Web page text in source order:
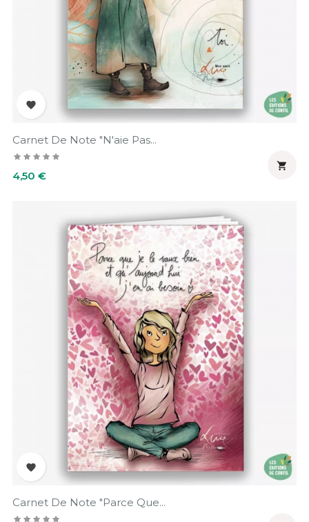

Carnet De Note "N'aie Pas...
Prix
4,50 €


Carnet De Note "parce Que...